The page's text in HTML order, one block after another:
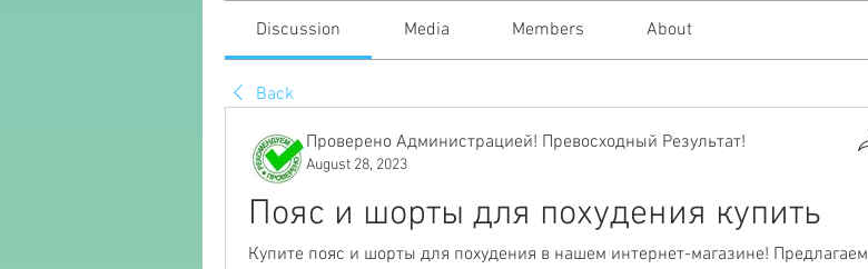
Discussion Media Members About
Back
Проверено Администрацией! Превосходный Результат!
August 28, 2023
Пояс и шорты для похудения купить
Купите пояс и шорты для похудения в нашем интернет-магазине! Предлагаем